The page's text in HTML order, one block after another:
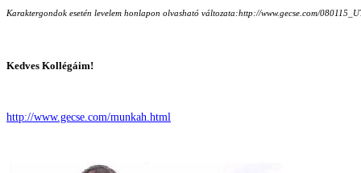
Karaktergondok esetén levelem honlapon olvasható változata:http://www.gecse.com/
Kedves Kollégáim!
http://www.gecse.com/munkah.html